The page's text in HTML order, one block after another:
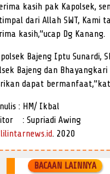
kasih pak Kapolsek,
dari Allah SWT, Kami
kasih,”ucap Dg Kanang.
Bajeng Iptu Sunardi,
Bajeng dan
dapat
: HM/ Ikbal
: Supriadi Awing
. 2020
BACAAN LAINNYA